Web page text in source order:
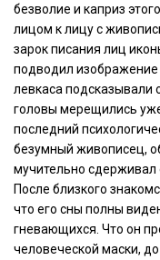
безволие и каприз
лицом к лицу с
зарок писания лиц
подводил изображение
левкаса подсказывали
головы мерещились
последний
безумный живописец,
мучительно сдерживал
После близкого
что его сны полны
гневающихся. Что он
человеческой маски,